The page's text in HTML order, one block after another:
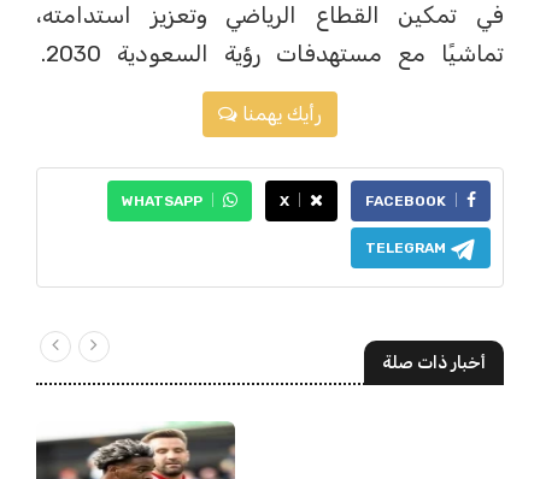
في تمكين القطاع الرياضي وتعزيز استدامته،
تماشيًا مع مستهدفات رؤية السعودية 2030.
رأيك يهمنا
FACEBOOK
X
WHATSAPP
TELEGRAM
أخبار ذات صلة